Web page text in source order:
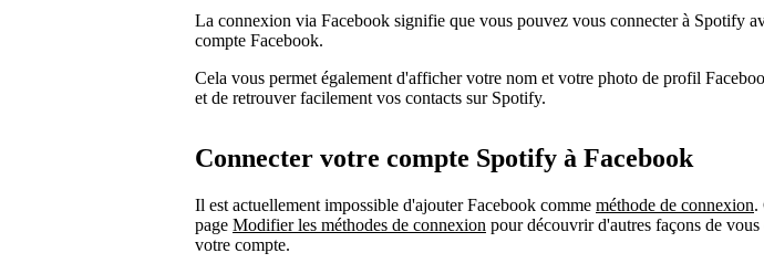
La connexion via Facebook signifie que vous pouvez vous connecter à Spotify
compte Facebook.
Cela vous permet également d'afficher votre nom et votre photo de profil
et de retrouver facilement vos contacts sur Spotify.
Connecter votre compte Spotify à Facebook
Il est actuellement impossible d'ajouter Facebook comme méthode de connexion.
page Modifier les méthodes de connexion pour découvrir d'autres façons de vous
votre compte.